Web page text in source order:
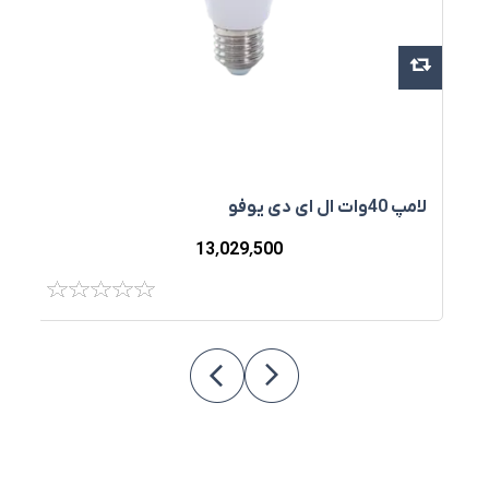
لامپ 40وات ال ای دی يوفو
13٬029٬500